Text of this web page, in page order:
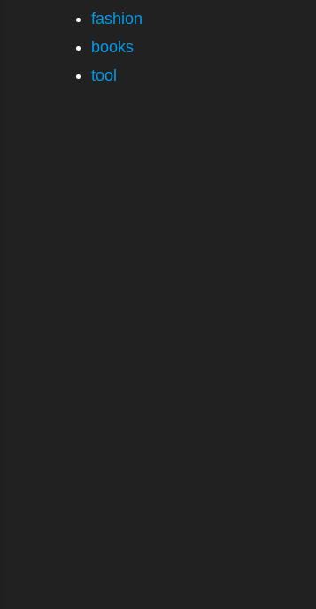
fashion
books
tool